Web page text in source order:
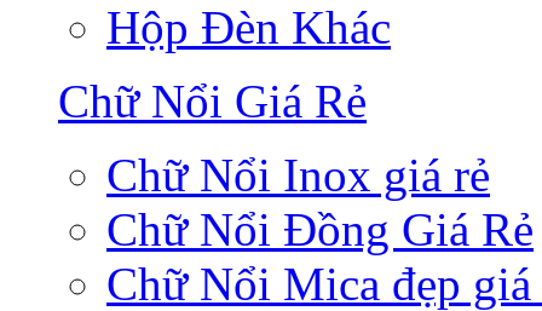
Hộp Đèn Khác
Chữ Nổi Giá Rẻ
Chữ Nổi Inox giá rẻ
Chữ Nổi Đồng Giá Rẻ
Chữ Nổi Mica đẹp giá